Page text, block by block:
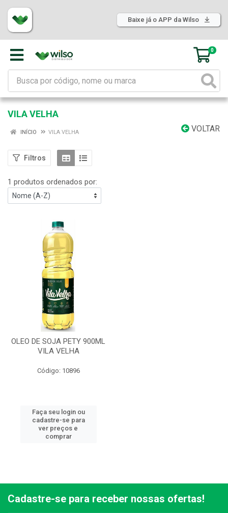
Baixe já o APP da Wilso
0
VILA VELHA
VOLTAR
INÍCIO VILA VELHA
Filtros
1 produtos ordenados por:
OLEO DE SOJA PETY 900ML
VILA VELHA
Código: 10896
Faça seu login ou
cadastre-se para
ver preços e
comprar
Cadastre-se para receber nossas ofertas!